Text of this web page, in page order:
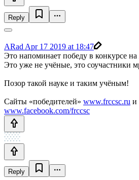
Reply
ARad Apr 17 2019 at 18:47
Это напоминает победу в конкурсе
Это уже не учёные, это соучастники
Позор такой науке и таким учёным!
Сайты «победителей» www.frccsc.ru и
www.facebook.com/frccsc
Reply